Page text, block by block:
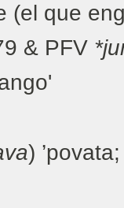
(el que
& PFV
)